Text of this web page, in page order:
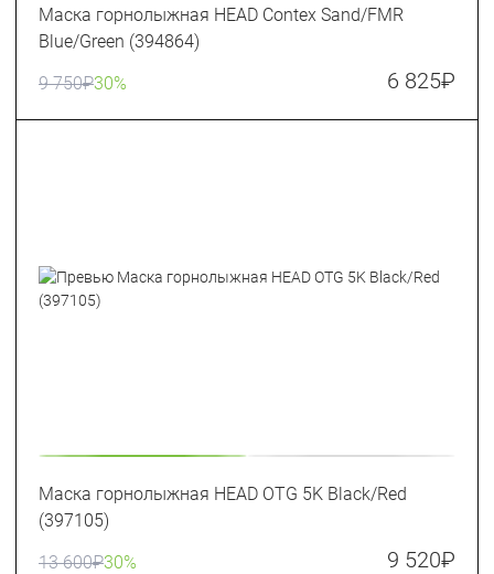
Маска горнолыжная HEAD Contex Sand/FMR
Blue/Green (394864)
9 750₽30% 6 825₽
Маска горнолыжная HEAD OTG 5K Black/Red
(397105)
13 600₽30% 9 520₽